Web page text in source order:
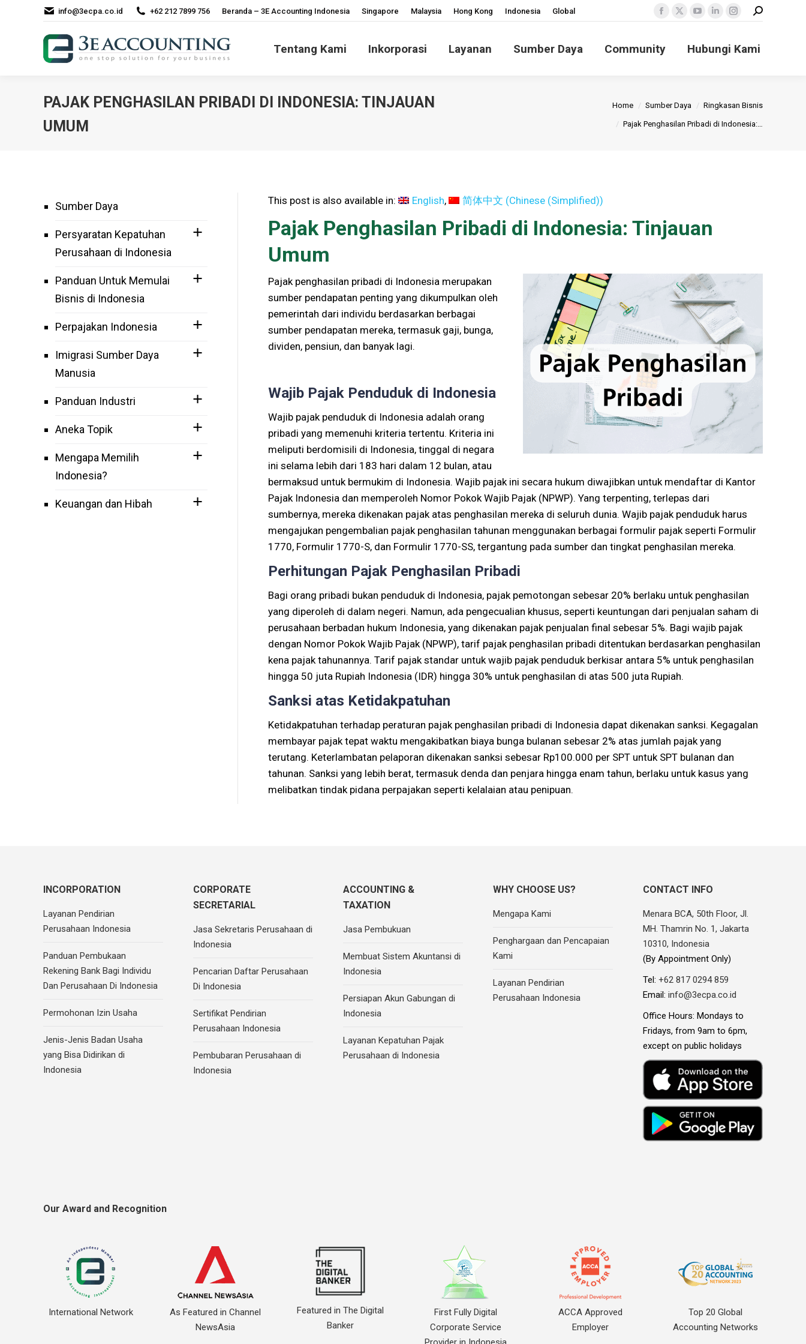
info@3ecpa.co.id +62 212 7899 756 Beranda – 3E Accounting Indonesia Singapore Malaysia Hong Kong Indonesia Global
Facebook
opens
X
opens
YouTube
opens
Linkedin
opens
Instagram
opens
Search:
Tentang Kami Inkorporasi Layanan Sumber Daya Community Hubungi Kami
PAJAK PENGHASILAN PRIBADI DI INDONESIA: TINJAUAN
UMUM
Home Sumber Daya Ringkasan Bisnis
Pajak Penghasilan Pribadi di Indonesia:…
This post is also available in: English 简体中文 (Chinese (Simplified))
Pajak Penghasilan Pribadi di Indonesia: Tinjauan
Umum
Pajak penghasilan pribadi di Indonesia merupakan
sumber pendapatan penting yang dikumpulkan oleh
pemerintah dari individu berdasarkan berbagai
sumber pendapatan mereka, termasuk gaji, bunga,
dividen, pensiun, dan banyak lagi.
Wajib Pajak Penduduk di Indonesia
Wajib pajak penduduk di Indonesia adalah orang
pribadi yang memenuhi kriteria tertentu. Kriteria ini
meliputi berdomisili di Indonesia, tinggal di negara
ini selama lebih dari 183 hari dalam 12 bulan, atau
bermaksud untuk bermukim di Indonesia. Wajib pajak ini secara hukum diwajibkan untuk mendaftar di Kantor
Pajak Indonesia dan memperoleh Nomor Pokok Wajib Pajak (NPWP). Yang terpenting, terlepas dari
sumbernya, mereka dikenakan pajak atas penghasilan mereka di seluruh dunia. Wajib pajak penduduk harus
mengajukan pengembalian pajak penghasilan tahunan menggunakan berbagai formulir pajak seperti Formulir
1770, Formulir 1770-S, dan Formulir 1770-SS, tergantung pada sumber dan tingkat penghasilan mereka.
Perhitungan Pajak Penghasilan Pribadi
Bagi orang pribadi bukan penduduk di Indonesia, pajak pemotongan sebesar 20% berlaku untuk penghasilan
yang diperoleh di dalam negeri. Namun, ada pengecualian khusus, seperti keuntungan dari penjualan saham di
perusahaan berbadan hukum Indonesia, yang dikenakan pajak penjualan final sebesar 5%. Bagi wajib pajak
dengan Nomor Pokok Wajib Pajak (NPWP), tarif pajak penghasilan pribadi ditentukan berdasarkan penghasilan
kena pajak tahunannya. Tarif pajak standar untuk wajib pajak penduduk berkisar antara 5% untuk penghasilan
hingga 50 juta Rupiah Indonesia (IDR) hingga 30% untuk penghasilan di atas 500 juta Rupiah.
Sanksi atas Ketidakpatuhan
Ketidakpatuhan terhadap peraturan pajak penghasilan pribadi di Indonesia dapat dikenakan sanksi. Kegagalan
membayar pajak tepat waktu mengakibatkan biaya bunga bulanan sebesar 2% atas jumlah pajak yang
terutang. Keterlambatan pelaporan dikenakan sanksi sebesar Rp100.000 per SPT untuk SPT bulanan dan
tahunan. Sanksi yang lebih berat, termasuk denda dan penjara hingga enam tahun, berlaku untuk kasus yang
melibatkan tindak pidana perpajakan seperti kelalaian atau penipuan.
Sumber Daya
Persyaratan Kepatuhan
Perusahaan di Indonesia
Panduan Untuk Memulai
Bisnis di Indonesia
Perpajakan Indonesia
Imigrasi Sumber Daya
Manusia
Panduan Industri
Aneka Topik
Mengapa Memilih
Indonesia?
Keuangan dan Hibah
INCORPORATION
Layanan Pendirian
Perusahaan Indonesia
Panduan Pembukaan
Rekening Bank Bagi Individu
Dan Perusahaan Di Indonesia
Permohonan Izin Usaha
Jenis-Jenis Badan Usaha
yang Bisa Didirikan di
Indonesia
CORPORATE
SECRETARIAL
Jasa Sekretaris Perusahaan di
Indonesia
Pencarian Daftar Perusahaan
Di Indonesia
Sertifikat Pendirian
Perusahaan Indonesia
Pembubaran Perusahaan di
Indonesia
ACCOUNTING &
TAXATION
Jasa Pembukuan
Membuat Sistem Akuntansi di
Indonesia
Persiapan Akun Gabungan di
Indonesia
Layanan Kepatuhan Pajak
Perusahaan di Indonesia
WHY CHOOSE US?
Mengapa Kami
Penghargaan dan Pencapaian
Kami
Layanan Pendirian
Perusahaan Indonesia
CONTACT INFO
Menara BCA, 50th Floor, Jl.
MH. Thamrin No. 1, Jakarta
10310, Indonesia
(By Appointment Only)
Tel: +62 817 0294 859
Email: info@3ecpa.co.id
Office Hours: Mondays to
Fridays, from 9am to 6pm,
except on public holidays
Our Award and Recognition
International Network
As Featured in Channel
NewsAsia
Featured in The Digital
Banker
First Fully Digital
Corporate Service
ACCA Approved
Employer
Top 20 Global
Accounting Networks